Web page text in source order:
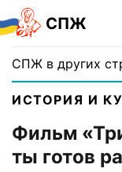
СПЖ
СПЖ в других
ИСТОРИЯ И
Фильм
ты готов